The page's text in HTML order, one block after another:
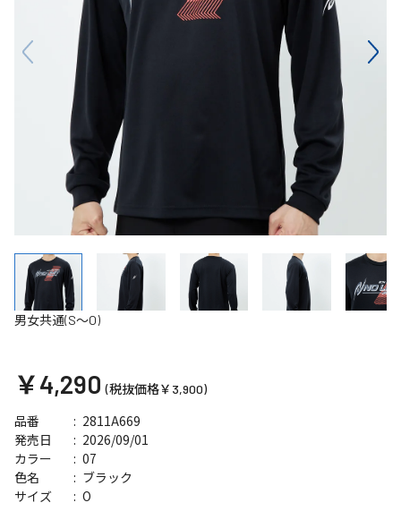
男女共通(S～O)
￥4,290 (税抜価格￥3,900)
品番 2811A669
発売日 2026/09/01
サイズ O
カラー 07
色名 ブラック